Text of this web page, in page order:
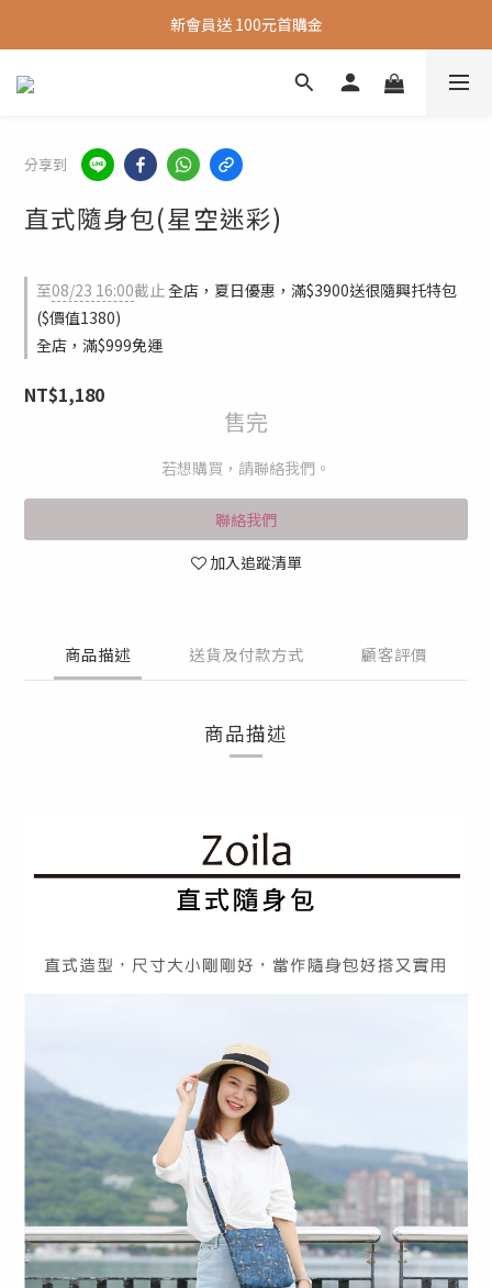
新會員送 100元首購金
新會員送 100元首購金
夏日旅行推薦包款9折，滿額再送很隨興托特包
分享到
直式隨身包(星空迷彩)
至08/23 16:00截止全店，夏日優惠，滿$3900送很隨興托特包
($價值1380)
全店，滿$999免運
NT$1,180
售完
若想購買，請聯絡我們。
聯絡我們
加入追蹤清單
商品描述 送貨及付款方式 顧客評價
商品描述